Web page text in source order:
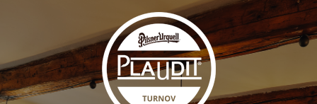
Jídelní lístek
Fotogalerie
Virtuální prohlídka